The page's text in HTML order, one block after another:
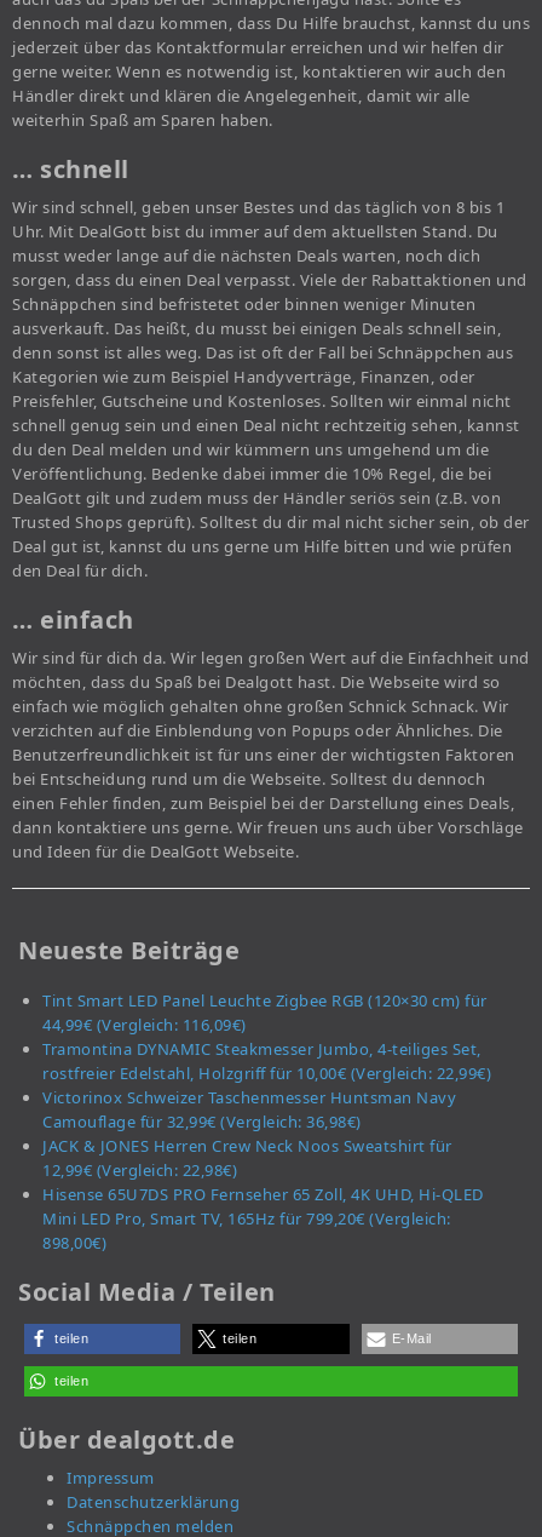
dennoch mal dazu kommen, dass Du Hilfe brauchst, kannst du uns
jederzeit über das Kontaktformular erreichen und wir helfen dir
gerne weiter. Wenn es notwendig ist, kontaktieren wir auch den
Händler direkt und klären die Angelegenheit, damit wir alle
weiterhin Spaß am Sparen haben.
… schnell
Wir sind schnell, geben unser Bestes und das täglich von 8 bis 1
Uhr. Mit DealGott bist du immer auf dem aktuellsten Stand. Du
musst weder lange auf die nächsten Deals warten, noch dich
sorgen, dass du einen Deal verpasst. Viele der Rabattaktionen und
Schnäppchen sind befristetet oder binnen weniger Minuten
ausverkauft. Das heißt, du musst bei einigen Deals schnell sein,
denn sonst ist alles weg. Das ist oft der Fall bei Schnäppchen aus
Kategorien wie zum Beispiel Handyverträge, Finanzen, oder
Preisfehler, Gutscheine und Kostenloses. Sollten wir einmal nicht
schnell genug sein und einen Deal nicht rechtzeitig sehen, kannst
du den Deal melden und wir kümmern uns umgehend um die
Veröffentlichung. Bedenke dabei immer die 10% Regel, die bei
DealGott gilt und zudem muss der Händler seriös sein (z.B. von
Trusted Shops geprüft). Solltest du dir mal nicht sicher sein, ob der
Deal gut ist, kannst du uns gerne um Hilfe bitten und wie prüfen
den Deal für dich.
… einfach
Wir sind für dich da. Wir legen großen Wert auf die Einfachheit und
möchten, dass du Spaß bei Dealgott hast. Die Webseite wird so
einfach wie möglich gehalten ohne großen Schnick Schnack. Wir
verzichten auf die Einblendung von Popups oder Ähnliches. Die
Benutzerfreundlichkeit ist für uns einer der wichtigsten Faktoren
bei Entscheidung rund um die Webseite. Solltest du dennoch
einen Fehler finden, zum Beispiel bei der Darstellung eines Deals,
dann kontaktiere uns gerne. Wir freuen uns auch über Vorschläge
und Ideen für die DealGott Webseite.
Neueste Beiträge
Tint Smart LED Panel Leuchte Zigbee RGB (120×30 cm) für
44,99€ (Vergleich: 116,09€)
Tramontina DYNAMIC Steakmesser Jumbo, 4-teiliges Set,
rostfreier Edelstahl, Holzgriff für 10,00€ (Vergleich: 22,99€)
Victorinox Schweizer Taschenmesser Huntsman Navy
Camouflage für 32,99€ (Vergleich: 36,98€)
JACK & JONES Herren Crew Neck Noos Sweatshirt für
12,99€ (Vergleich: 22,98€)
Hisense 65U7DS PRO Fernseher 65 Zoll, 4K UHD, Hi-QLED
Mini LED Pro, Smart TV, 165Hz für 799,20€ (Vergleich:
898,00€)
Social Media / Teilen
teilen teilen E-Mail
teilen
Über dealgott.de
Impressum
Datenschutzerklärung
Schnäppchen melden